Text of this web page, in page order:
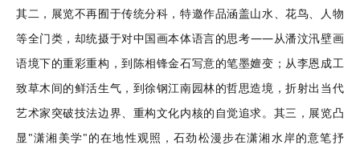
其二，展览不再囿于传统分科，特邀作品涵盖山水、花鸟、人物
等全门类，却统摄于对中国画本体语言的思考——从潘汶汛壁画
语境下的重彩重构，到陈相锋金石写意的笔墨嬗变；从李恩成工
致草木间的鲜活生气，到徐钢江南园林的哲思造境，折射出当代
艺术家突破技法边界、重构文化内核的自觉追求。其三，展览凸
显"潇湘美学"的在地性观照，石劲松漫步在潇湘水岸的意笔抒